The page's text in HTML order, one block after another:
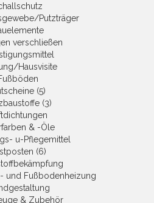
Putzträger
verschließen
Hausvisite
(5)
(3)
& -Öle
u-Pflegemittel
(6)
und Fußbodenheizung
& Zubehör